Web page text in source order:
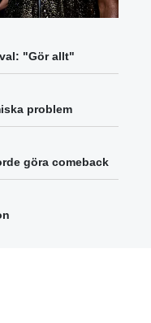
"Gör allt"
problem
göra comeback